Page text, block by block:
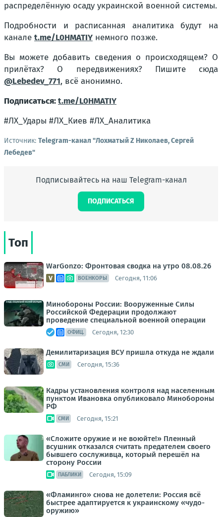
распределённую осаду украинской военной системы.
Подробности и расписанная аналитика будут на
канале t.me/L0HMATIY немного позже.
Вы можете добавить сведения о происходящем? О
прилётах? О передвижениях? Пишите сюда
@Lebedev_771, всё анонимно.
Подписаться:t.me/L0HMATIY
#ЛХ_Удары #ЛХ_Киев #ЛХ_Аналитика
Источник: Telegram-канал "Лохматый Z Николаев, Сергей
Лебедев"
Подписывайтесь на наш Telegram-канал
ПОДПИСАТЬСЯ
Топ
WarGonzo: Фронтовая сводка на утро 08.08.26
ВОЕНКОРЫ Сегодня, 11:06
Минобороны России: Вооруженные Силы
Российской Федерации продолжают
проведение специальной военной операции
ОФИЦ. Сегодня, 12:30
Демилитаризация ВСУ пришла откуда не ждали
СМИ Сегодня, 15:36
Кадры установления контроля над населенным
пунктом Ивановка опубликовало Минобороны
РФ
СМИ Сегодня, 15:21
«Сложите оружие и не воюйте!» Пленный
всушник отказался считать предателем своего
бывшего сослуживца, который перешёл на
сторону России
ПАБЛИКИ Сегодня, 15:09
«Фламинго» снова не долетели: Россия всё
быстрее адаптируется к украинскому «чудо-
оружию»